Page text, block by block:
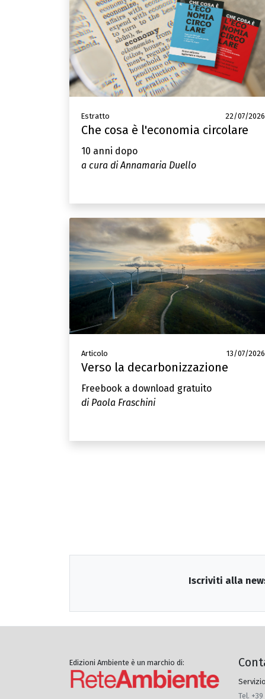
Estratto 22/07/2026
Che cosa è l'economia circolare
10 anni dopo
a cura di Annamaria Duello
Articolo 13/07/2026
Verso la decarbonizzazione
Freebook a download gratuito
di Paola Fraschini
Iscriviti alla
Edizioni Ambiente è un marchio di:
Tel.